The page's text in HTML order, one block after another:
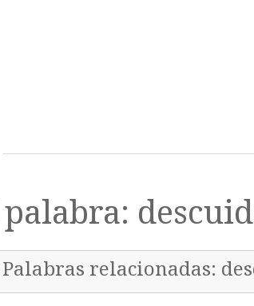
palabra:
Palabras relacionadas: